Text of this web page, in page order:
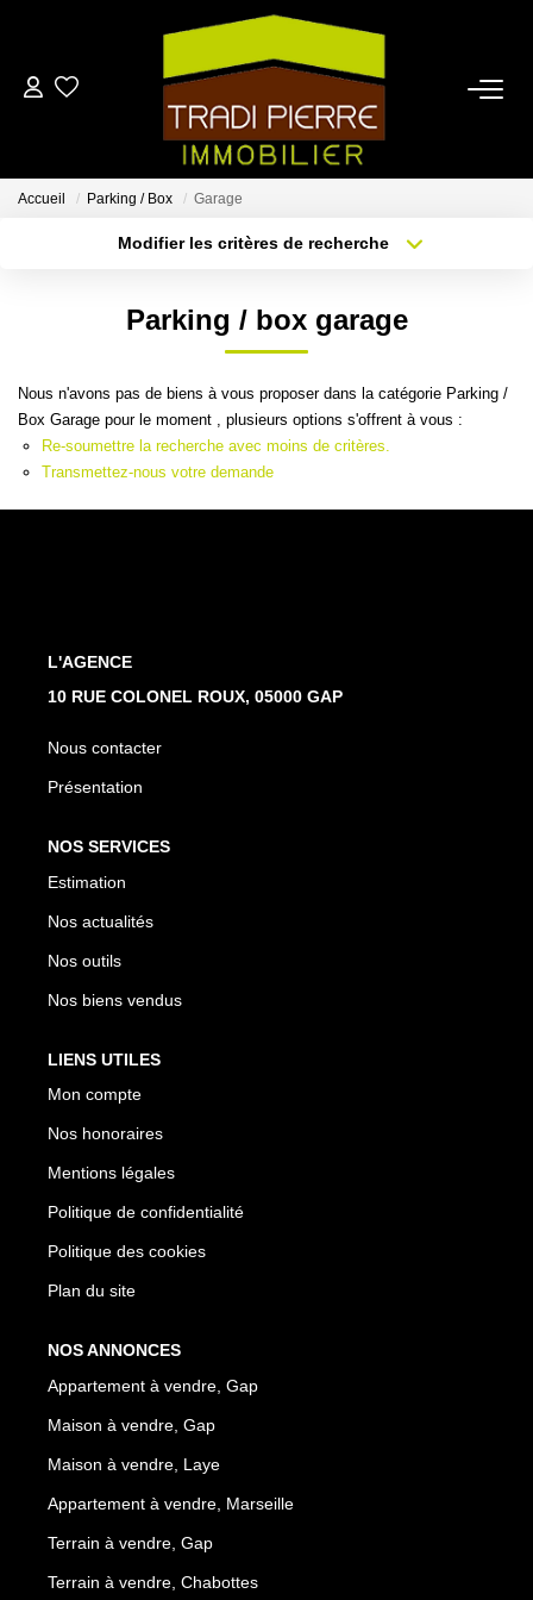
ACCUEIL
ACHETER
ESTIMER
NOTRE AGENCE
CONTACT
Accueil Parking / Box Garage
Modifier les critères de recherche
Budget max
Plus de critères Créer une alerte
Parking / box garage
Nous n'avons pas de biens à vous proposer dans la catégorie Parking /
Box Garage pour le moment , plusieurs options s'offrent à vous :
Re-soumettre la recherche avec moins de critères.
Transmettez-nous votre demande
L'AGENCE
10 RUE COLONEL ROUX, 05000 GAP
Nous contacter
Présentation
NOS SERVICES
Estimation
Nos actualités
Nos outils
Nos biens vendus
LIENS UTILES
Mon compte
Nos honoraires
Mentions légales
Politique de confidentialité
Politique des cookies
Plan du site
NOS ANNONCES
Appartement à vendre, Gap
Maison à vendre, Gap
Maison à vendre, Laye
Appartement à vendre, Marseille
Terrain à vendre, Gap
Terrain à vendre, Chabottes